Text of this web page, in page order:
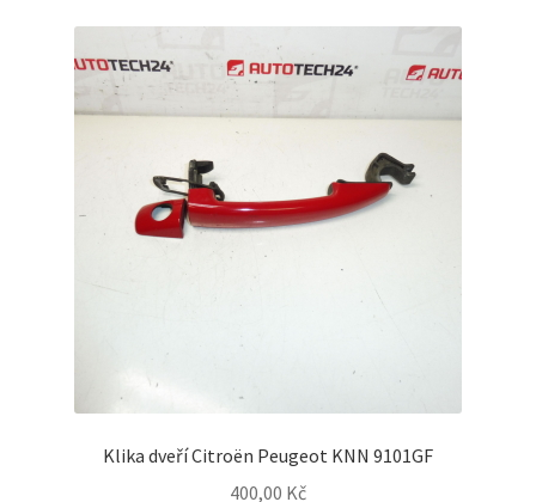
Klika dveří Citroën Peugeot KNN 9101GF
400,00 Kč